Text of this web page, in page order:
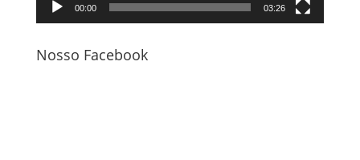
00:00 03:26
Nosso Facebook